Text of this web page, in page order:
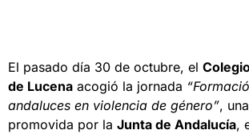
El pasado día 30 de octubre, el
de Lucena acogió la jornada
andaluces en violencia de género”,
promovida por la Junta de Andalucía,